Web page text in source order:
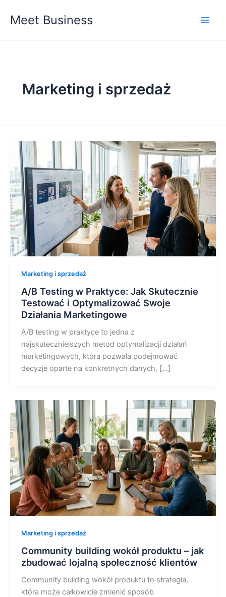
Meet Business
Marketing i sprzedaż
Marketing i sprzedaż
A/B Testing w Praktyce: Jak Skutecznie
Testować i Optymalizować Swoje
Działania Marketingowe
A/B testing w praktyce to jedna z
najskuteczniejszych metod optymalizacji działań
marketingowych, która pozwala podejmować
decyzje oparte na konkretnych danych, […]
Marketing i sprzedaż
Community building wokół produktu – jak
zbudować lojalną społeczność klientów
Community building wokół produktu to strategia,
która może całkowicie zmienić sposób